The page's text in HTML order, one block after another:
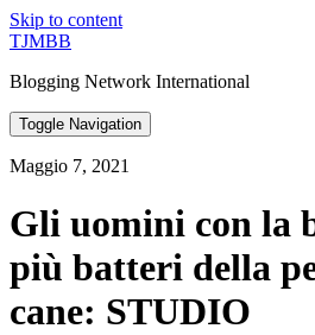
Skip to content
TJMBB
Blogging Network International
Toggle Navigation
Maggio 7, 2021
Gli uomini con la
più batteri della
cane: STUDIO